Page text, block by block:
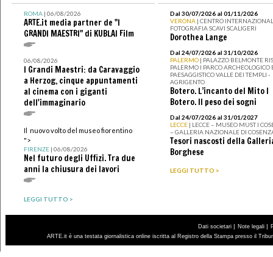
ROMA| 06/08/2026
ARTE.it media partner de "I
GRANDI MAESTRI" di KUBLAI Film
06/08/2026
I Grandi Maestri: da Caravaggio
a Herzog, cinque appuntamenti
al cinema con i giganti
dell'immaginario
Il nuovo volto del museo fiorentino
">
FIRENZE| 06/08/2026
Nel futuro degli Uffizi. Tra due
anni la chiusura dei lavori
LEGGI TUTTO >
Dal 30/07/2026 al 01/11/2026
VERONA | CENTRO
FOTOGRAFIA SCAVI SCALIGERI
Dorothea Lange
Dal 24/07/2026 al 31/10/2026
PALERMO | PALAZZO BELMONTE
PALERMO I PARCO ARCHEOLOGICO
PAESAGGISTICO VALLE DEI TEMPLI -
AGRIGENTO
Botero. L’incanto del Mito I
Botero. Il peso dei sogni
Dal 24/07/2026 al 31/01/2027
LECCE | LECCE – MUSEO MUST I
– GALLERIA NAZIONALE DI
Tesori nascosti della
Borghese
LEGGI TUTTO >
Dati societari | Note legali |
ARTE.it è una testata giornalistica online iscritta al Registro della Stampa presso il